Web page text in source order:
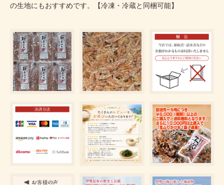
の生地にもおすすめです。【冷凍・冷蔵と同梱可能】